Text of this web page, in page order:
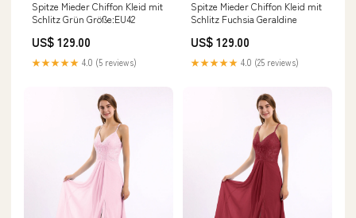
Spitze Mieder Chiffon Kleid mit
Schlitz Grün Größe:EU42
US$ 129.00
★★★★★ 4.0 (5 reviews)
Spitze Mieder Chiffon Kleid mit
Schlitz Fuchsia Geraldine
US$ 129.00
★★★★★ 4.0 (25 reviews)